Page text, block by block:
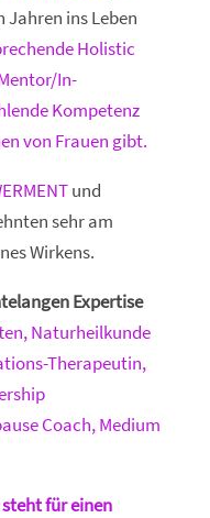
ins Leben
Holistic
In-
Kompetenz
von Frauen gibt.
und
sehr am
Wirkens.
Expertise
Naturheilkunde
Therapeutin,
Coach, Medium
für einen